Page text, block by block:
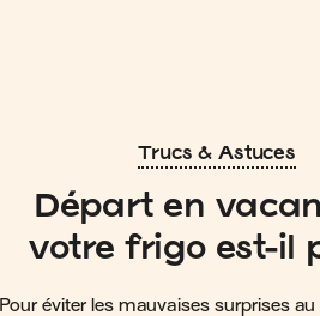
Trucs & Astuces
Départ en
votre frigo est-il
Pour éviter les mauvaises surprises